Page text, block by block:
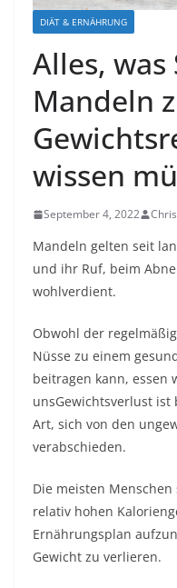
DIÄT & ERNÄHRUNG
Alles, was
Mandeln
wissen
September 4, 2022
Mandeln gelten seit
und ihr Ruf, beim
wohlverdient.
Obwohl der
Nüsse zu einem
beitragen kann, essen
unsGewichtsverlust
Art, sich von den
verabschieden.
Die meisten
relativ hohen
Ernährungsplan
Gewicht zu verlieren.